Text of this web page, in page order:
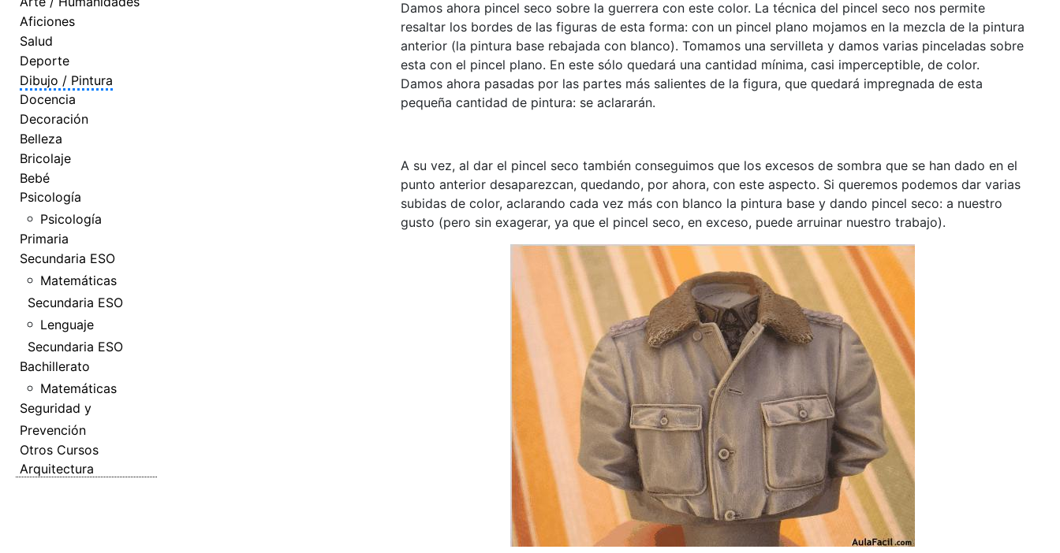
Aficiones
Salud
Deporte
Dibujo / Pintura
Docencia
Decoración
Belleza
Bricolaje
Bebé
Psicología
Psicología
Primaria
Secundaria ESO
Matemáticas
Secundaria ESO
Lenguaje
Secundaria ESO
Bachillerato
Matemáticas
Seguridad y
Prevención
Otros Cursos
Arquitectura
Damos ahora pincel seco sobre la guerrera con este color. La técnica del pincel seco nos permite
resaltar los bordes de las figuras de esta forma: con un pincel plano mojamos en la mezcla de la pintura
anterior (la pintura base rebajada con blanco). Tomamos una servilleta y damos varias pinceladas sobre
esta con el pincel plano. En este sólo quedará una cantidad mínima, casi imperceptible, de color.
Damos ahora pasadas por las partes más salientes de la figura, que quedará impregnada de esta
pequeña cantidad de pintura: se aclararán.
A su vez, al dar el pincel seco también conseguimos que los excesos de sombra que se han dado en el
punto anterior desaparezcan, quedando, por ahora, con este aspecto. Si queremos podemos dar varias
subidas de color, aclarando cada vez más con blanco la pintura base y dando pincel seco: a nuestro
gusto (pero sin exagerar, ya que el pincel seco, en exceso, puede arruinar nuestro trabajo).